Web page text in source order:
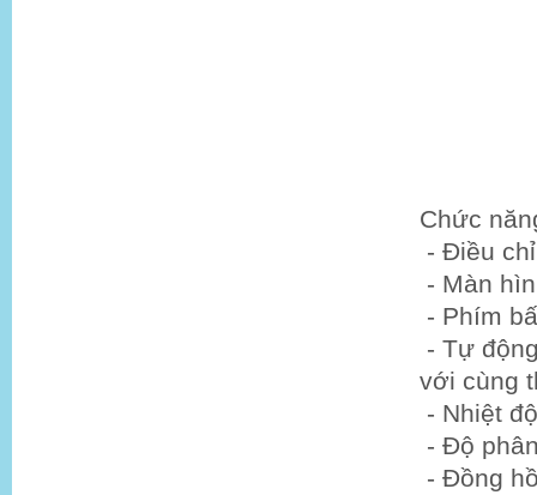
Chức
- Điều
- Màn
- Phím
- Tự
với cùng
- Nhiệt
- Độ
- Đồng